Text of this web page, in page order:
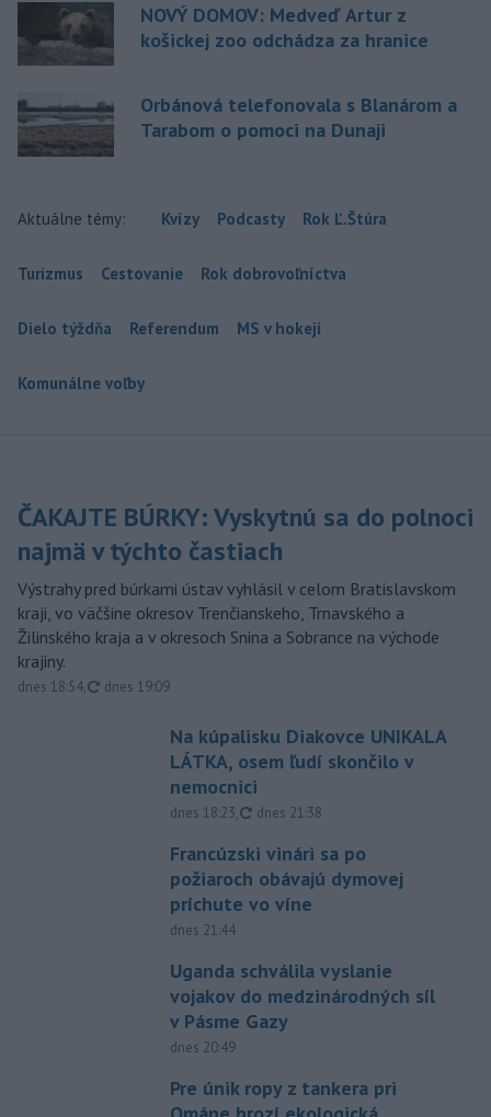
NOVÝ DOMOV: Medveď Artur z
košickej zoo odchádza za hranice
Orbánová telefonovala s Blanárom a
Tarabom o pomoci na Dunaji
Aktuálne témy: Kvízy Podcasty Rok Ľ.Štúra
Turizmus Cestovanie Rok dobrovoľníctva
Dielo týždňa Referendum MS v hokeji
Komunálne voľby
ČAKAJTE BÚRKY: Vyskytnú sa do polnoci
najmä v týchto častiach
Výstrahy pred búrkami ústav vyhlásil v celom Bratislavskom
kraji, vo väčšine okresov Trenčianskeho, Trnavského a
Žilinského kraja a v okresoch Snina a Sobrance na východe
krajiny.
dnes 18:54, aktualizované
dnes 19:09
Na kúpalisku Diakovce UNIKALA
LÁTKA, osem ľudí skončilo v
nemocnici
dnes 18:23, aktualizované
dnes 21:38
Francúzski vinári sa po
požiaroch obávajú dymovej
príchute vo víne
dnes 21:44
Uganda schválila vyslanie
vojakov do medzinárodných síl
v Pásme Gazy
dnes 20:49
Pre únik ropy z tankera pri